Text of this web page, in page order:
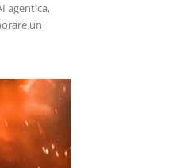
agentica,
un